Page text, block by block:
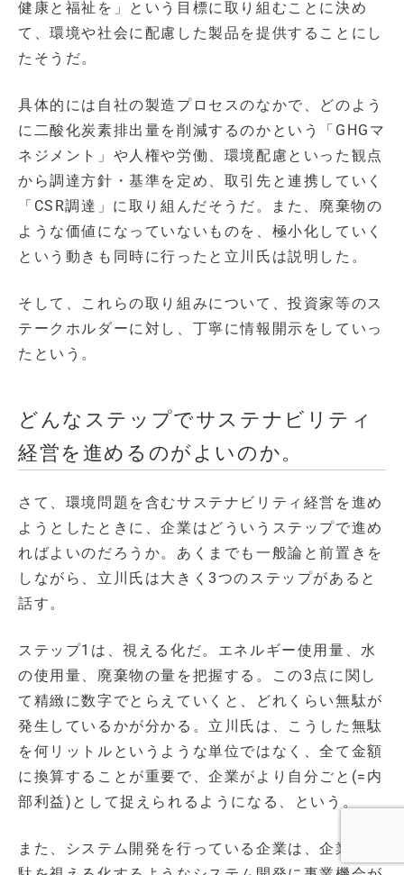
健康と福祉を」という目標に取り組むことに決め
て、環境や社会に配慮した製品を提供することにし
たそうだ。
具体的には自社の製造プロセスのなかで、どのよう
に二酸化炭素排出量を削減するのかという「GHGマ
ネジメント」や人権や労働、環境配慮といった観点
から調達方針・基準を定め、取引先と連携していく
「CSR調達」に取り組んだそうだ。また、廃棄物の
ような価値になっていないものを、極小化していく
という動きも同時に行ったと立川氏は説明した。
そして、これらの取り組みについて、投資家等のス
テークホルダーに対し、丁寧に情報開示をしていっ
たという。
どんなステップでサステナビリティ
経営を進めるのがよいのか。
さて、環境問題を含むサステナビリティ経営を進め
ようとしたときに、企業はどういうステップで進め
ればよいのだろうか。あくまでも一般論と前置きを
しながら、立川氏は大きく3つのステップがあると
話す。
ステップ1は、視える化だ。エネルギー使用量、水
の使用量、廃棄物の量を把握する。この3点に関し
て精緻に数字でとらえていくと、どれくらい無駄が
発生しているかが分かる。立川氏は、こうした無駄
を何リットルというような単位ではなく、全て金額
に換算することが重要で、企業がより自分ごと(=内
部利益)として捉えられるようになる、という。
また、システム開発を行っている企業は、企業の無